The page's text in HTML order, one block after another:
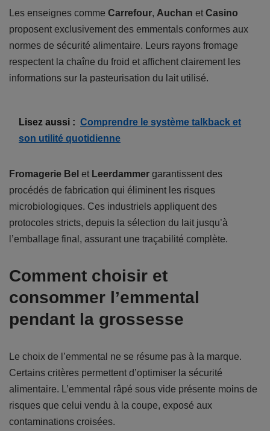
Les enseignes comme Carrefour, Auchan et Casino
proposent exclusivement des emmentals conformes aux
normes de sécurité alimentaire. Leurs rayons fromage
respectent la chaîne du froid et affichent clairement les
informations sur la pasteurisation du lait utilisé.
Lisez aussi : Comprendre le système talkback et
son utilité quotidienne
Fromagerie Bel et Leerdammer garantissent des
procédés de fabrication qui éliminent les risques
microbiologiques. Ces industriels appliquent des
protocoles stricts, depuis la sélection du lait jusqu’à
l’emballage final, assurant une traçabilité complète.
Comment choisir et
consommer l’emmental
pendant la grossesse
Le choix de l’emmental ne se résume pas à la marque.
Certains critères permettent d’optimiser la sécurité
alimentaire. L’emmental râpé sous vide présente moins de
risques que celui vendu à la coupe, exposé aux
contaminations croisées.